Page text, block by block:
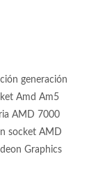
generación
Amd Am5
AMD 7000
socket AMD